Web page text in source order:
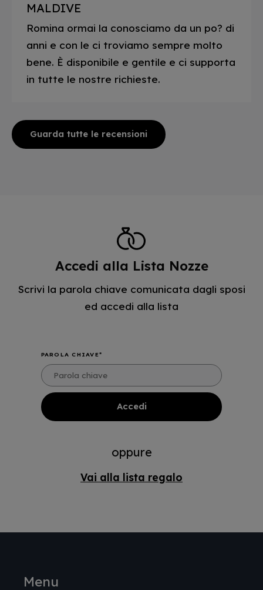
MALDIVE
Romina ormai la conosciamo da un po? di
anni e con le ci troviamo sempre molto
bene. È disponibile e gentile e ci supporta
in tutte le nostre richieste.
Guarda tutte le recensioni
Accedi alla Lista Nozze
Scrivi la parola chiave comunicata dagli sposi
ed accedi alla lista
PAROLA CHIAVE
oppure
Vai alla lista regalo
Menu